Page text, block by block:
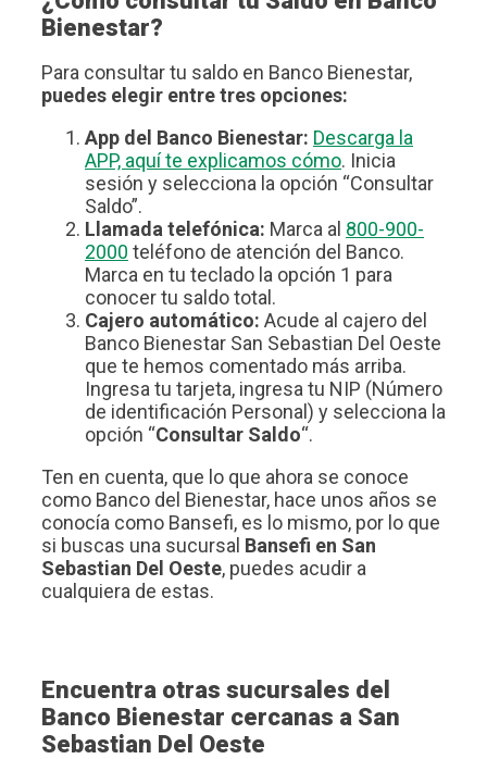
Bienestar?
Para consultar tu saldo en Banco Bienestar,
puedes elegir entre tres opciones:
App del Banco Bienestar: Descarga la
APP, aquí te explicamos cómo. Inicia
sesión y selecciona la opción “Consultar
Saldo”.
Llamada telefónica: Marca al 800-900-
2000 teléfono de atención del Banco.
Marca en tu teclado la opción 1 para
conocer tu saldo total.
Cajero automático: Acude al cajero del
Banco Bienestar San Sebastian Del Oeste
que te hemos comentado más arriba.
Ingresa tu tarjeta, ingresa tu NIP (Número
de identificación Personal) y selecciona la
opción “Consultar Saldo“.
Ten en cuenta, que lo que ahora se conoce
como Banco del Bienestar, hace unos años se
conocía como Bansefi, es lo mismo, por lo que
si buscas una sucursal Bansefi en San
Sebastian Del Oeste, puedes acudir a
cualquiera de estas.
Encuentra otras sucursales del
Banco Bienestar cercanas a San
Sebastian Del Oeste